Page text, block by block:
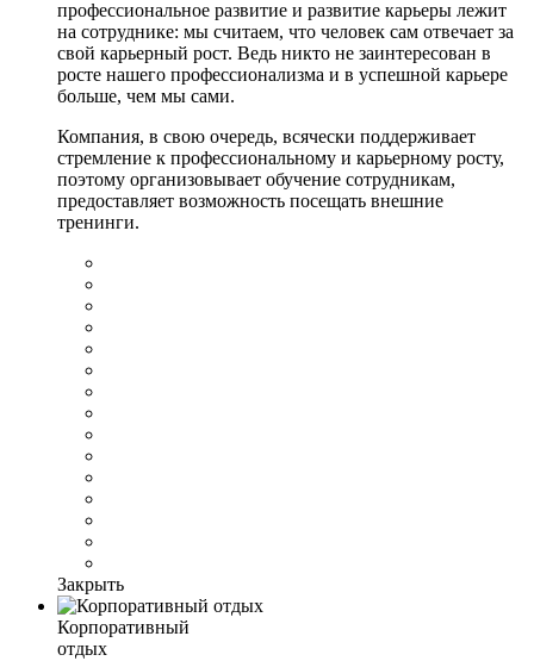
профессиональное развитие и развитие карьеры лежит
на сотруднике: мы считаем, что человек сам отвечает за
свой карьерный рост. Ведь никто не заинтересован в
росте нашего профессионализма и в успешной карьере
больше, чем мы сами.
Компания, в свою очередь, всячески поддерживает
стремление к профессиональному и карьерному росту,
поэтому организовывает обучение сотрудникам,
предоставляет возможность посещать внешние
тренинги.
Закрыть
Корпоративный
отдых